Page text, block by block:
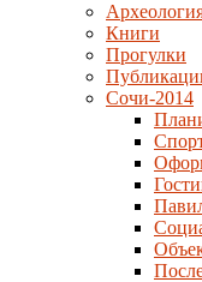
Книги
Прогулки
Сочи-2014